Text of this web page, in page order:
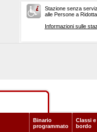
Stazione senza
alle Persone a
Informazioni sulle
Binario
programmato
Classi
bordo